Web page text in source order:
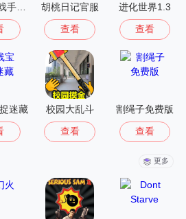
胡桃日记官服
查看
进化世界1.3
查看
迷藏 校园大乱斗
查看
割绳子免费版
查看
更多